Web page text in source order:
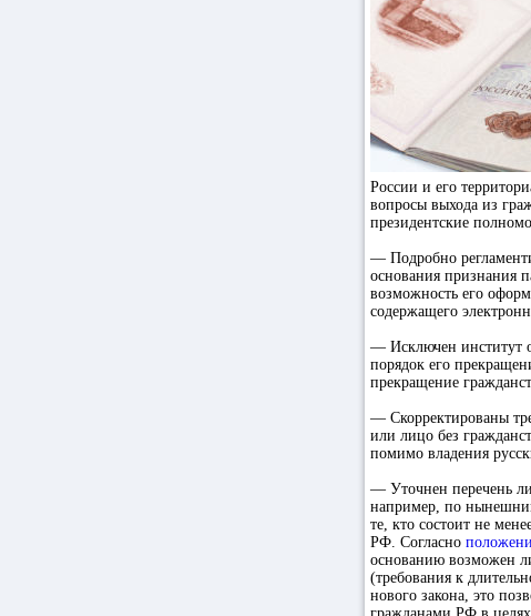
России и его
вопросы выхода из
президентские
— Подробно
основания признания
возможность его
содержащего
— Исключен институт
порядок его
прекращение
— Скорректированы
или лицо без
помимо владения
— Уточнен перечень
например, по
те, кто состоит не
РФ. Согласно
основанию возможен
(требования к
нового закона, это